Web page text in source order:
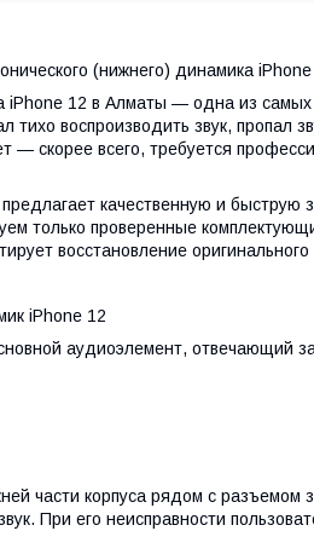
(нижнего) динамика iPhone
iPhone 12 в Алматы — одна из самых
воспроизводить звук, пропал
— скорее всего, требуется
качественную и быструю
только проверенные
восстановление оригинального
iPhone 12
аудиоэлемент, отвечающий
части корпуса рядом с разъемом
При его неисправности